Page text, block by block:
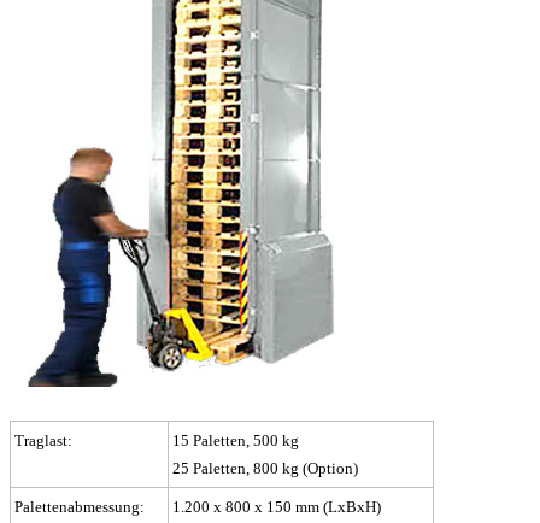
Traglast:
15 Paletten, 500 kg
25 Paletten, 800 kg (Option)
Palettenabmessung:
1.200 x 800 x 150 mm (LxBxH)